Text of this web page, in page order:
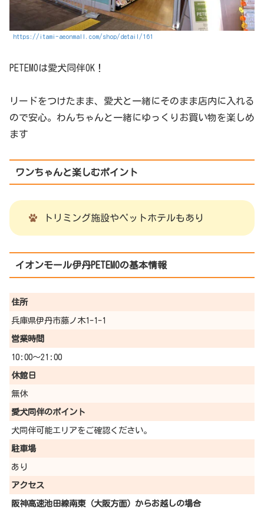
https://itami-aeonmall.com/shop/detail/161
PETEMOは愛犬同伴OK！
リードをつけたまま、愛犬と一緒にそのまま店内に入れる
ので安心。わんちゃんと一緒にゆっくりお買い物を楽しめ
ます
ワンちゃんと楽しむポイント
トリミング施設やペットホテルもあり
イオンモール伊丹PETEMOの基本情報
住所
兵庫県伊丹市藤ノ木1-1-1
営業時間
10:00～21:00
休館日
無休
愛犬同伴のポイント
犬同伴可能エリアをご確認ください。
駐車場
あり
アクセス
阪神高速池田線南東（大阪方面）からお越しの場合